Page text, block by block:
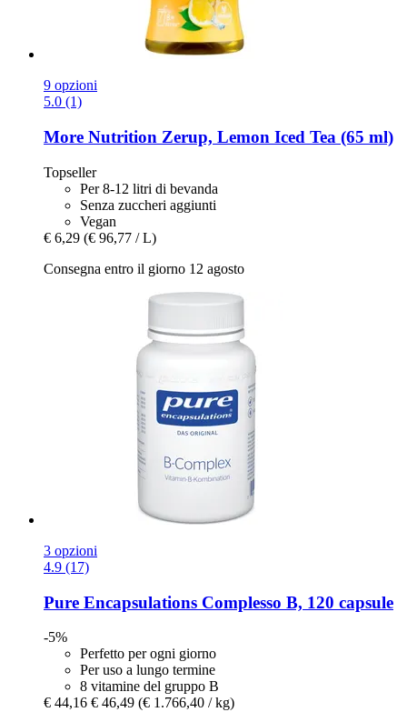
9 opzioni
5.0 (1)
More Nutrition Zerup, Lemon Iced Tea (65 ml)
Topseller
Per 8-12 litri di bevanda
Senza zuccheri aggiunti
Vegan
€ 6,29 (€ 96,77 / L)
Consegna entro il giorno 12 agosto
3 opzioni
4.9 (17)
Pure Encapsulations Complesso B, 120 capsule
-5%
Perfetto per ogni giorno
Per uso a lungo termine
8 vitamine del gruppo B
€ 44,16 € 46,49 (€ 1.766,40 / kg)